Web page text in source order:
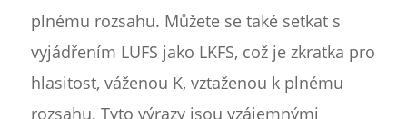
plnému rozsahu. Můžete se také setkat s
vyjádřením LUFS jako LKFS, což je zkratka pro
hlasitost, váženou K, vztaženou k plnému
rozsahu. Tyto výrazy jsou vzájemnými